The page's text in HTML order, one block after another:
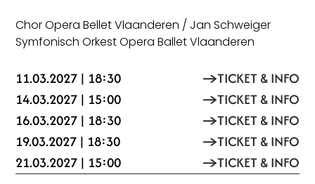
Chor Opera Bellet Vlaanderen / Jan Schweiger
Symfonisch Orkest Opera Ballet Vlaanderen
11.03.2027 | 18:30
TICKET & INFO
14.03.2027 | 15:00
TICKET & INFO
16.03.2027 | 18:30
TICKET & INFO
19.03.2027 | 18:30
TICKET & INFO
21.03.2027 | 15:00
TICKET & INFO